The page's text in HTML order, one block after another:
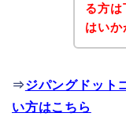
る方
はいか
⇒ジパングドット
い方はこちら